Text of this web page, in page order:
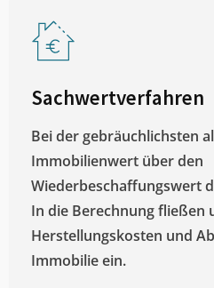
Sachwertverfahren
Bei der gebräuchlichsten
Immobilienwert über den
Wiederbeschaffungswert
In die Berechnung fließen
Herstellungskosten und
Immobilie ein.